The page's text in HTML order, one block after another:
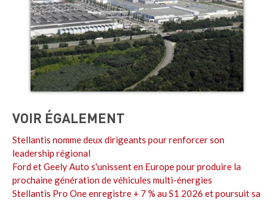
VOIR ÉGALEMENT
Stellantis nomme deux dirigeants pour renforcer son
leadership régional
Ford et Geely Auto s'unissent en Europe pour produire la
prochaine génération de véhicules multi-énergies
Stellantis Pro One enregistre + 7 % au S1 2026 et poursuit sa